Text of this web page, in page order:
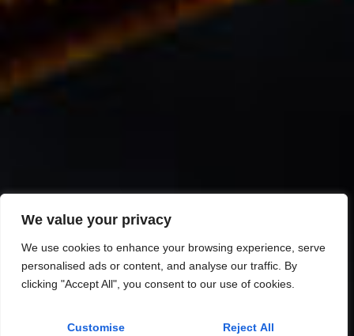
We value your privacy
We use cookies to enhance your browsing experience, serve
personalised ads or content, and analyse our traffic. By
clicking "Accept All", you consent to our use of cookies.
Customise Reject All